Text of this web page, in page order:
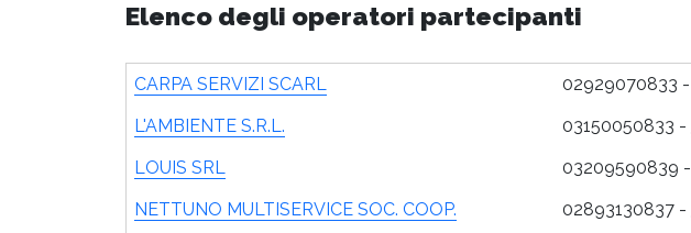
Elenco degli operatori partecipanti
CARPA SERVIZI SCARL 02929070833 -
L'AMBIENTE S.R.L.
03150050833 -
LOUIS SRL
03209590839 -
NETTUNO MULTISERVICE SOC. COOP.
02893130837 -